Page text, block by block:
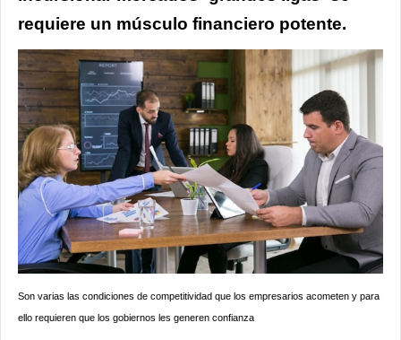
requiere un músculo financiero potente.
Son varias las condiciones de competitividad que los empresarios acometen y para
ello requieren que los gobiernos les generen confianza